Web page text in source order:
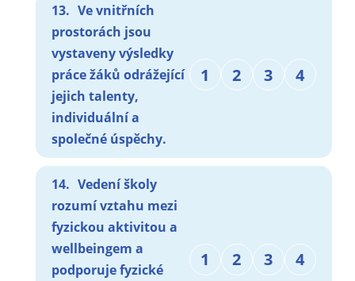
13. Ve vnitřních
prostorách jsou
vystaveny výsledky
práce žáků odrážející
jejich talenty,
individuální a
společné úspěchy.
1 2 3 4
14. Vedení školy
rozumí vztahu mezi
fyzickou aktivitou a
wellbeingem a
podporuje fyzické
1 2 3 4